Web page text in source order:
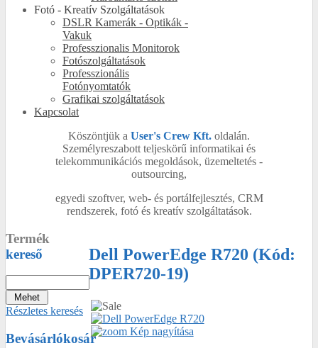
Fotó - Kreatív Szolgáltatások
DSLR Kamerák - Optikák -
Vakuk
Professzionalis Monitorok
Fotószolgáltatások
Professzionális
Fotónyomtatók
Grafikai szolgáltatások
Kapcsolat
Köszöntjük a User's Crew Kft. oldalán.
Személyreszabott teljeskörű informatikai és
telekommunikációs megoldások, üzemeltetés -
outsourcing,
egyedi szoftver, web- és portálfejlesztés, CRM
rendszerek, fotó és kreatív szolgáltatások.
Dell PowerEdge R720 (Kód:
DPER720-19)
Kép nagyítása
Termék
kereső
Részletes keresés
Bevásárlókosár